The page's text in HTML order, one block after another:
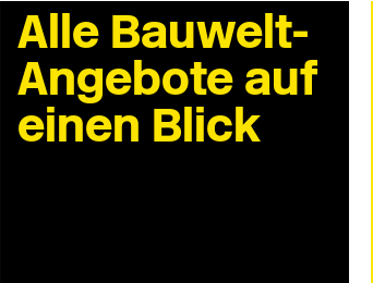
Alle Bauwelt-
Angebote auf
einen Blick